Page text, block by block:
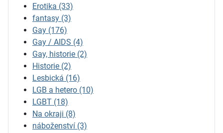
Erotika (33)
fantasy (3)
Gay (176)
Gay / AIDS (4)
Gay, historie (2)
Historie (2)
Lesbická (16)
LGB a hetero (10)
LGBT (18)
Na okraji (8)
náboženství (3)